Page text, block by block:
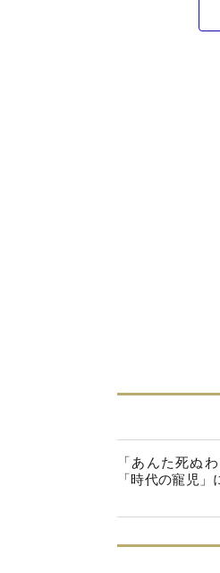
「あんた死ぬ
「時代の寵児